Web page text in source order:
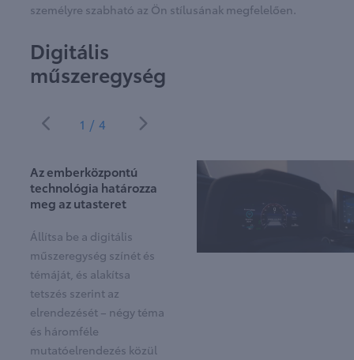
személyre szabható az Ön stílusának megfelelően.
Digitális
műszeregység
1/4
Az emberközpontú
technológia határozza
meg az utasteret
Állítsa be a digitális
műszeregység színét és
témáját, és alakítsa
tetszés szerint az
elrendezését – négy téma
és háromféle
mutatóelrendezés közül